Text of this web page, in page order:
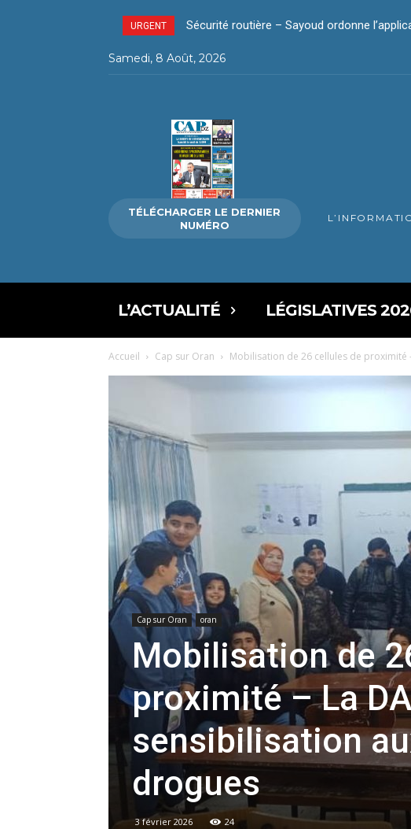
URGENT Sécurité routière – Sayoud ordonne
La révolution silencieuse du paiement
Samedi, 8 Août, 2026
TÉLÉCHARGER LE DERNIER
NUMÉRO
L’ACTUALITÉ LÉGISLATIVES
Accueil Cap sur Oran Mobilisation de 26 cellules de proximité
Cap sur Oran oran
Mobilisation de
proximité – La
sensibilisation
drogues
3 février 2026 24